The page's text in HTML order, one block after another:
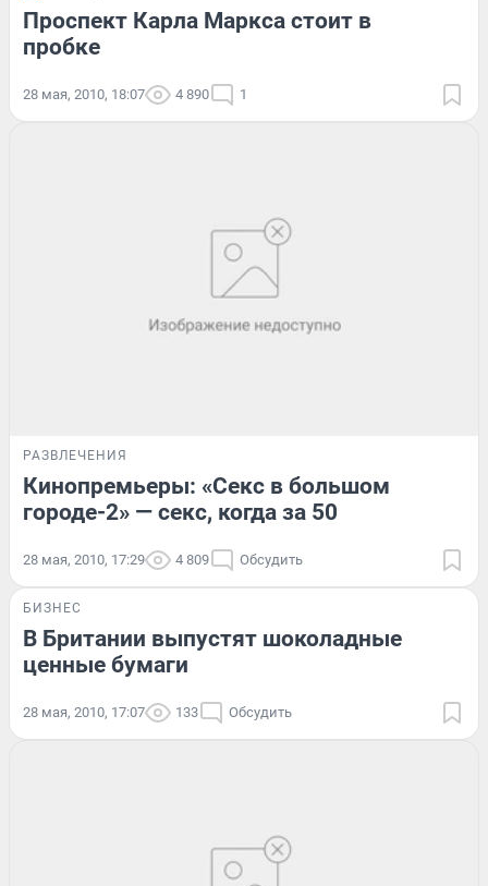
Проспект Карла Маркса стоит в
пробке
28 мая, 2010, 18:07 4 890 1
РАЗВЛЕЧЕНИЯ
Кинопремьеры: «Секс в большом
городе-2» — секс, когда за 50
28 мая, 2010, 17:29 4 809 Обсудить
БИЗНЕС
В Британии выпустят шоколадные
ценные бумаги
28 мая, 2010, 17:07 133 Обсудить